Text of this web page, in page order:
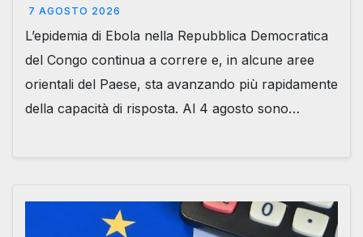
7 AGOSTO 2026
L’epidemia di Ebola nella Repubblica Democratica
del Congo continua a correre e, in alcune aree
orientali del Paese, sta avanzando più rapidamente
della capacità di risposta. Al 4 agosto sono…